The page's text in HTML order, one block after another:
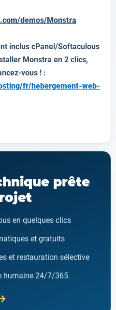
demos/Monstra
inclus cPanel/Softaculous
Monstra en 2 clics,
vous ! :
fr/hebergement-web-
prête
en quelques clics
et gratuits
et restauration sélective
humaine 24/7/365